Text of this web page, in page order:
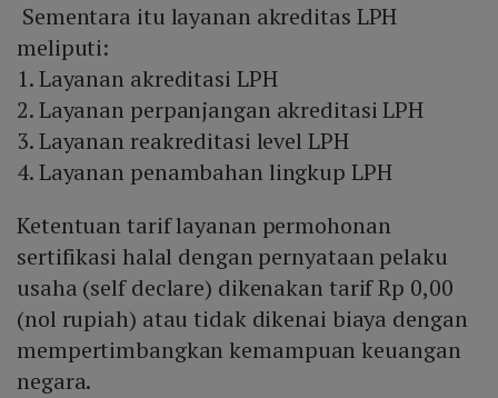
Sementara itu layanan akreditas LPH
meliputi:
1. Layanan akreditasi LPH
2. Layanan perpanjangan akreditasi LPH
3. Layanan reakreditasi level LPH
4. Layanan penambahan lingkup LPH
Ketentuan tarif layanan permohonan
sertifikasi halal dengan pernyataan pelaku
usaha (self declare) dikenakan tarif Rp 0,00
(nol rupiah) atau tidak dikenai biaya dengan
mempertimbangkan kemampuan keuangan
negara.